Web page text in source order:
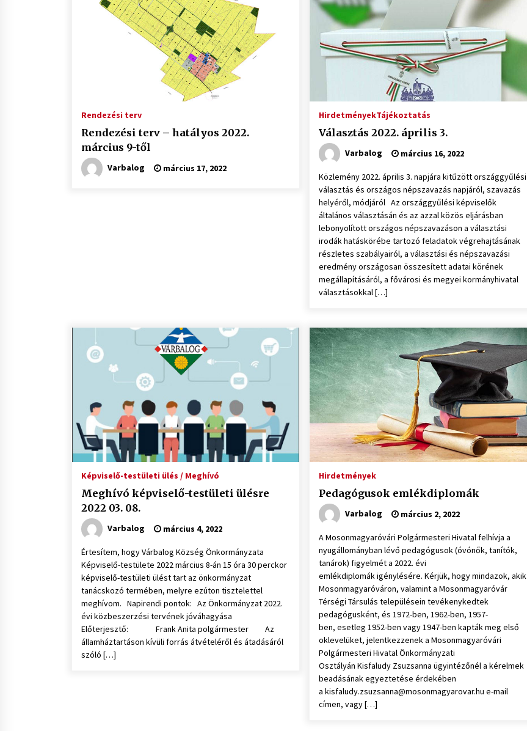
Rendezési terv
Rendezési terv – hatályos 2022.
március 9-től
Varbalog március 17, 2022
HirdetményekTájékoztatás
Választás 2022. április 3.
Varbalog március 16, 2022
Közlemény 2022. április 3. napjára kitűzött országgyűlési
választás és országos népszavazás napjáról, szavazás
helyéről, módjáról Az országgyűlési képviselők
általános választásán és az azzal közös eljárásban
lebonyolított országos népszavazáson a választási
irodák hatáskörébe tartozó feladatok végrehajtásának
részletes szabályairól, a választási és népszavazási
eredmény országosan összesített adatai körének
megállapításáról, a fővárosi és megyei kormányhivatal
választásokkal […]
Képviselő-testületi ülés / Meghívó
Meghívó képviselő-testületi ülésre
2022 03. 08.
Varbalog március 4, 2022
Értesítem, hogy Várbalog Község Önkormányzata
Képviselő-testülete 2022 március 8-án 15 óra 30 perckor
képviselő-testületi ülést tart az önkormányzat
tanácskozó termében, melyre ezúton tisztelettel
meghívom. Napirendi pontok: Az Önkormányzat 2022.
évi közbeszerzési tervének jóváhagyása
Előterjesztő: Frank Anita polgármester Az
államháztartáson kívüli forrás átvételéről és átadásáról
szóló […]
Hirdetmények
Pedagógusok emlékdiplomák
Varbalog március 2, 2022
A Mosonmagyaróvári Polgármesteri Hivatal felhívja a
nyugállományban lévő pedagógusok (óvónők, tanítók,
tanárok) figyelmét a 2022. évi
emlékdiplomák igénylésére. Kérjük, hogy mindazok, akik
Mosonmagyaróváron, valamint a Mosonmagyaróvár
Térségi Társulás településein tevékenykedtek
pedagógusként, és 1972-ben, 1962-ben, 1957-
ben, esetleg 1952-ben vagy 1947-ben kapták meg első
oklevelüket, jelentkezzenek a Mosonmagyaróvári
Polgármesteri Hivatal Önkormányzati
Osztályán Kisfaludy Zsuzsanna ügyintézőnél a kérelmek
beadásának egyeztetése érdekében
a kisfaludy.zsuzsanna@mosonmagyarovar.hu e-mail
címen, vagy […]